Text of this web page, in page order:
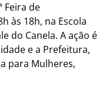
Feira de
às 18h, na Escola
do Canela. A ação é
e a Prefeitura,
para Mulheres,